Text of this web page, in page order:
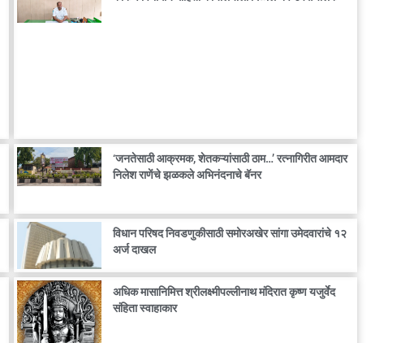
‘जनतेसाठी आक्रमक, शेतकऱ्यांसाठी ठाम…’ रत्नागिरीत आमदार
निलेश राणेंचे झळकले अभिनंदनाचे बॅनर
विधान परिषद निवडणुकीसाठी समोरअखेर सांगा उमेदवारांचे १२
अर्ज दाखल
अधिक मासानिमित्त श्रीलक्ष्मीपल्लीनाथ मंदिरात कृष्ण यजुर्वेद
संहिता स्वाहाकार